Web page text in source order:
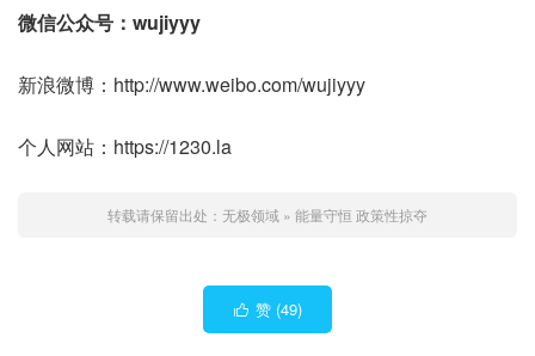
微信公众号：wujiyyy
新浪微博：http://www.weibo.com/wujiyyy
个人网站：https://1230.la
转载请保留出处： 无极领域 » 能量守恒 政策性掠夺
 赞 (49)